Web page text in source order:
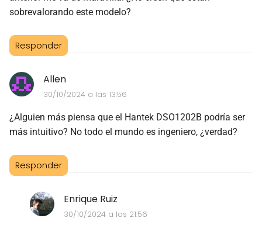
sobrevalorando este modelo?
Responder
Allen
30/10/2024 a las 13:56
¿Alguien más piensa que el Hantek DSO1202B podría ser
más intuitivo? No todo el mundo es ingeniero, ¿verdad?
Responder
Enrique Ruiz
30/10/2024 a las 21:56